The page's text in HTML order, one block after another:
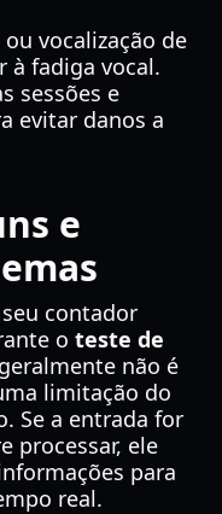
vocalização de
à fadiga vocal.
sessões e
evitar danos a
e
contador
o teste de
não é
limitação do
Se a entrada for
processar, ele
para
real.